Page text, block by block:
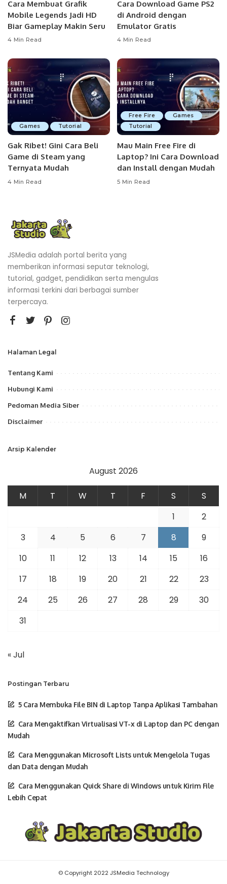
Cara Membuat Grafik
Mobile Legends Jadi HD
Biar Gameplay Makin Seru
4 Min Read
Cara Download Game PS2
di Android dengan
Emulator Gratis
4 Min Read
Games Tutorial
Gak Ribet! Gini Cara Beli
Game di Steam yang
Ternyata Mudah
4 Min Read
Free Fire
Games
Tutorial
Mau Main Free Fire di
Laptop? Ini Cara Download
dan Install dengan Mudah
5 Min Read
JSMedia adalah portal berita yang
memberikan informasi seputar teknologi,
tutorial, gadget, pendidikan serta mengulas
informasi terkini dari berbagai sumber
terpercaya.
Halaman Legal
Tentang Kami
Hubungi Kami
Pedoman Media Siber
Disclaimer
Arsip Kalender
August 2026
M T W T F S
S
1
2
3
4 5 6 7 8
9
10
11 12 13 14 15
16
17
18 19 20 21 22
23
24
25 26 27 28 29
30
31
« Jul
Postingan Terbaru
5 Cara Membuka File BIN di Laptop Tanpa Aplikasi Tambahan
Cara Mengaktifkan Virtualisasi VT-x di Laptop dan PC dengan
Mudah
Cara Menggunakan Microsoft Lists untuk Mengelola Tugas
dan Data dengan Mudah
Cara Menggunakan Quick Share di Windows untuk Kirim File
Lebih Cepat
© Copyright 2022 JSMedia Technology